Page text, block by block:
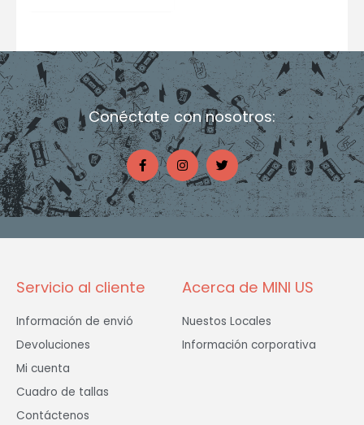
Conéctate con nosotros:
F
a
c
e
b
o
o
I
n
s
t
a
g
r
T
w
i
t
t
e
Servicio al cliente
Información de envió
Devoluciones
Mi cuenta
Cuadro de tallas
Contáctenos
Acerca de MINI US
Nuestos Locales
Información corporativa